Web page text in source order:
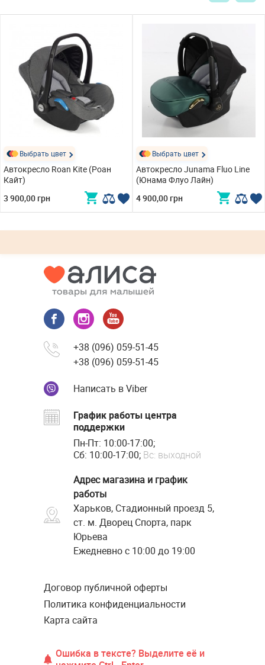
Выбрать цвет
Автокресло Roan Kite (Роан
Кайт)
3 900,00 грн
Выбрать цвет
Автокресло Junama Fluo Line
(Юнама Флуо Лайн)
4 900,00 грн
+38 (096) 059-51-45
+38 (096) 059-51-45
Написать в Viber
График работы центра
поддержки
Пн-Пт: 10:00-17:00;
Сб: 10:00-17:00; Вс: выходной
Адрес магазина и график
работы
Харьков, Стадионный проезд 5,
ст. м. Дворец Спорта, парк
Юрьева
Ежедневно с 10:00 до 19:00
Договор публичной оферты
Политика конфиденциальности
Карта сайта
Ошибка в тексте? Выделите её и